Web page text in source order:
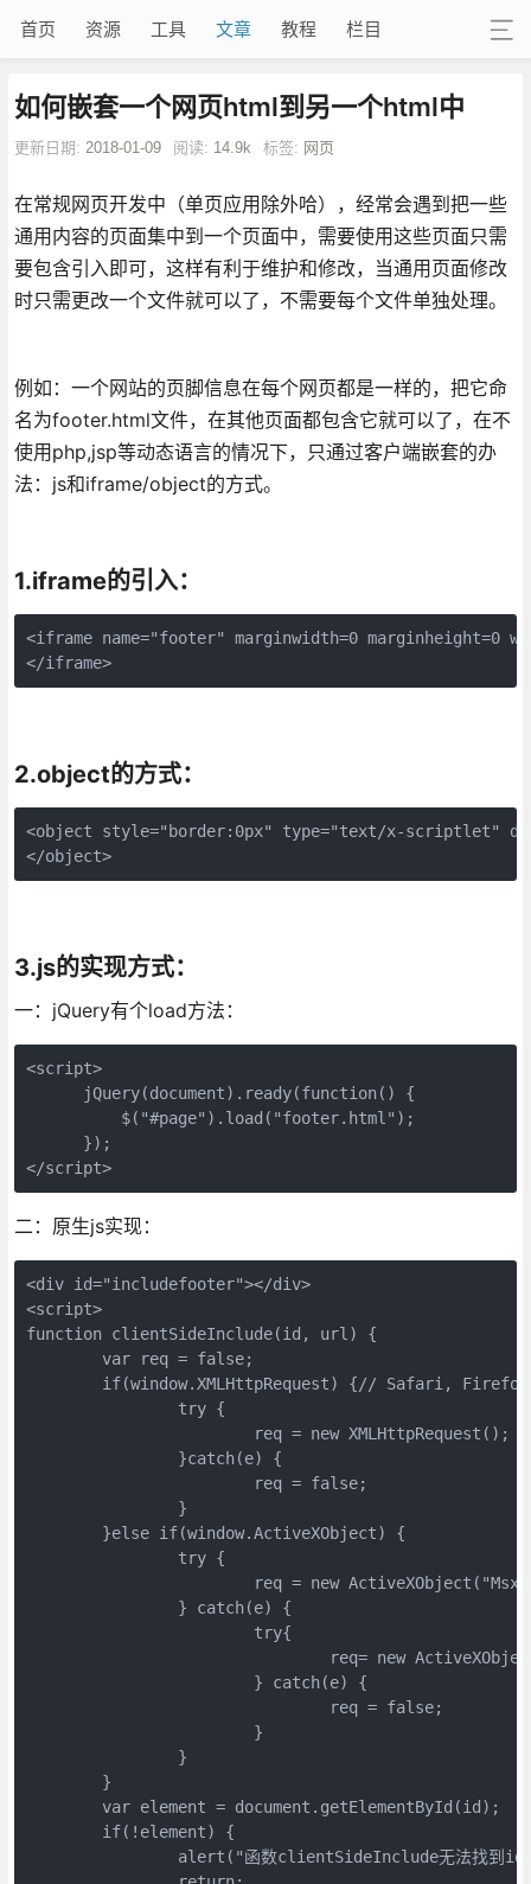
首页 资源 工具 文章 教程 栏目
如何嵌套一个网页html到另一个html中
更新日期: 2018-01-09 阅读: 14.9k 标签: 网页
在常规网页开发中（单页应用除外哈），经常会遇到把一些
通用内容的页面集中到一个页面中，需要使用这些页面只需
要包含引入即可，这样有利于维护和修改，当通用页面修改
时只需更改一个文件就可以了，不需要每个文件单独处理。
例如：一个网站的页脚信息在每个网页都是一样的，把它命
名为footer.html文件，在其他页面都包含它就可以了，在不
使用php,jsp等动态语言的情况下，只通过客户端嵌套的办
法：js和iframe/object的方式。
1.iframe的引入：
<iframe name="footer" marginwidth=0 marginheight=0
</iframe>
2.object的方式：
<object style="border:0px" type="text/x-scriptlet"
</object>
3.js的实现方式：
一：jQuery有个load方法：
<script>
      jQuery(document).ready(function() {
          $("#page").load("footer.html");
      });
</script>
二：原生js实现：
<div id="includefooter"></div>
<script>
function clientSideInclude(id, url) {